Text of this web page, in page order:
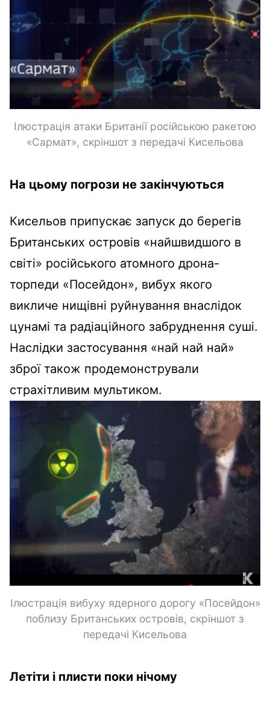
Ілюстрація атаки Британії російською ракетою
«Сармат», скріншот з передачі Кисельова
На цьому погрози не закінчуються
Кисельов припускає запуск до берегів
Британських островів «найшвидшого в
світі» російського атомного дрона-
торпеди «Посейдон», вибух якого
викличе нищівні руйнування внаслідок
цунамі та радіаційного забруднення суші.
Наслідки застосування «най най най»
зброї також продемонстрували
страхітливим мультиком.
Ілюстрація вибуху ядерного дорогу «Посейдон»
поблизу Британських островів, скріншот з
передачі Кисельова
Летіти і плисти поки нічому